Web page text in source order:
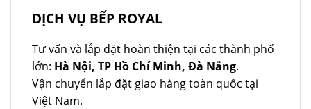
8.241.000 ₫.
DỊCH VỤ BẾP ROYAL
Tư vấn và lắp đặt hoàn thiện tại các thành phố
lớn: Hà Nội, TP Hồ Chí Minh, Đà Nẵng.
Vận chuyển lắp đặt giao hàng toàn quốc tại
Việt Nam.